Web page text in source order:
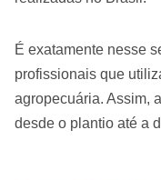
É exatamente nesse
profissionais que
agropecuária. Assim,
desde o plantio até a